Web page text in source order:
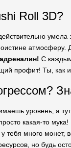
Roll 3D?
умела
С
профит! Ты, как
уровень, а
какая-то
у тебя много
но будь